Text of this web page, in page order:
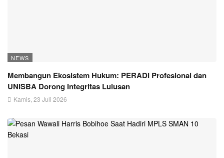
NEWS
Membangun Ekosistem Hukum: PERADI Profesional dan
UNISBA Dorong Integritas Lulusan
Kamis, 23 Juli 2026